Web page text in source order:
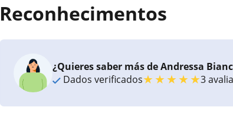
Reconhecimentos
¿Quieres saber más de Andressa
Dados verificados★★★★★3